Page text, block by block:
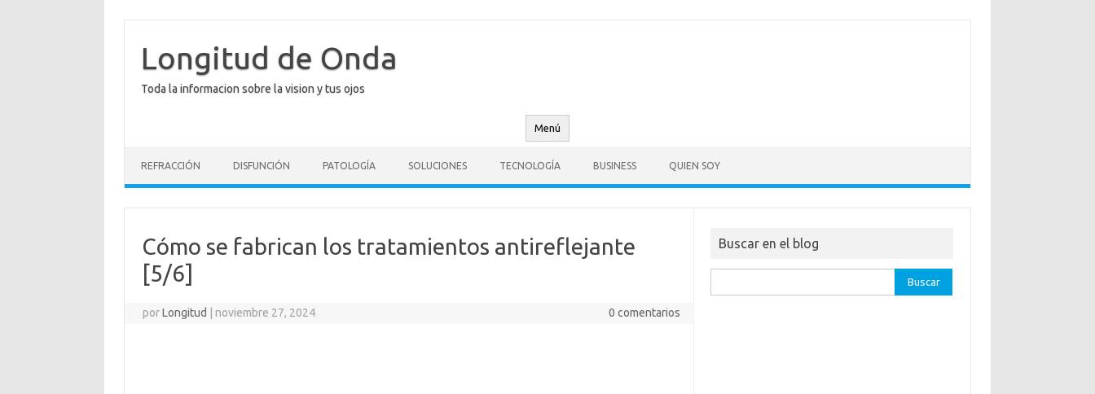
contenido
Longitud de Onda
Toda la informacion sobre la vision y tus ojos
Menú
REFRACCIÓN DISFUNCIÓN PATOLOGÍA SOLUCIONES TECNOLOGÍA BUSINESS QUIEN SOY
Cómo se fabrican los tratamientos antireflejante
[5/6]
porLongitud noviembre 27, 2024 0 comentarios
Buscar en el blog